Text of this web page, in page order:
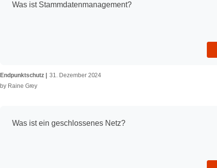
Was ist Stammdatenmanagement?
Endpunktschutz
31. Dezember 2024
by Raine Grey
Was ist ein geschlossenes Netz?